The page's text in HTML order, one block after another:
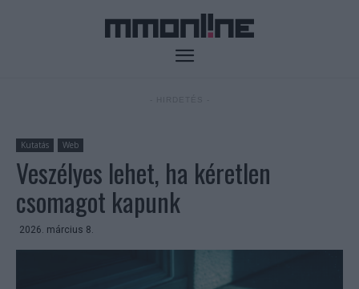
Kutatás Web
Veszélyes lehet, ha kéretlen
csomagot kapunk
2026. március 8.